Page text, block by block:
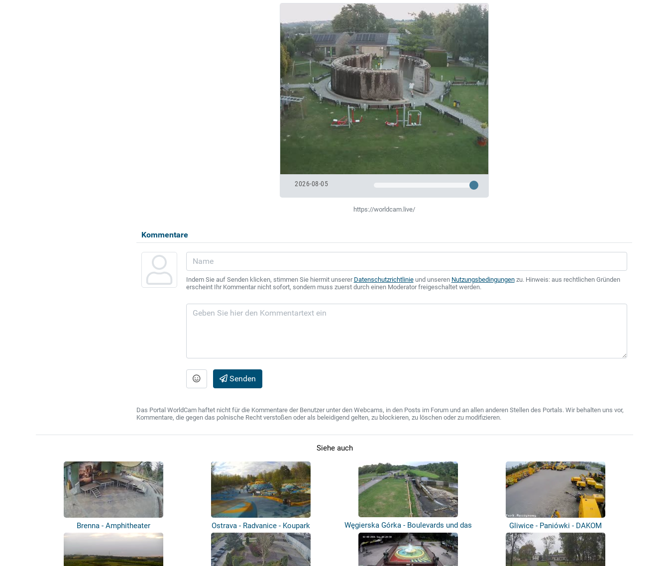
2026-08-05
https://worldcam.live/
Kommentare
Indem Sie auf Senden klicken, stimmen Sie hiermit unserer Datenschutzrichtlinieund unseren Nutzungsbedingungenzu. Hinweis: aus rechtlichen Gründen
erscheint Ihr Kommentar nicht sofort, sondern muss zuerst durch einen Moderator freigeschaltet werden.
Senden
Das Portal WorldCam haftet nicht für die Kommentare der Benutzer unter den Webcams, in den Posts im Forum und an allen anderen Stellen des Portals. Wir behalten uns vor,
Kommentare, die gegen das polnische Recht verstoßen oder als beleidigend gelten, zu blockieren, zu löschen oder zu modifizieren.
Siehe auch
Brenna - Amphitheater Ostrava - Radvanice - Koupark
Węgierska Górka - Boulevards und das
Weh...
Gliwice - Paniówki - DAKOM